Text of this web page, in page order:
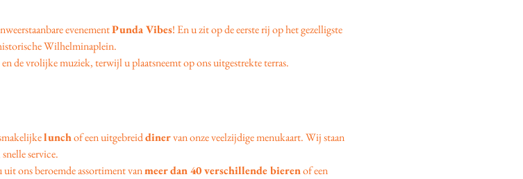
evenement Punda Vibes! En u zit op de eerste rij op het gezelligste
Wilhelminaplein.
de vrolijke muziek, terwijl u plaatsneemt op ons uitgestrekte terras.
lunch of een uitgebreid diner van onze veelzijdige menukaart. Wij staan
service.
ons beroemde assortiment van meer dan 40 verschillende bieren of een